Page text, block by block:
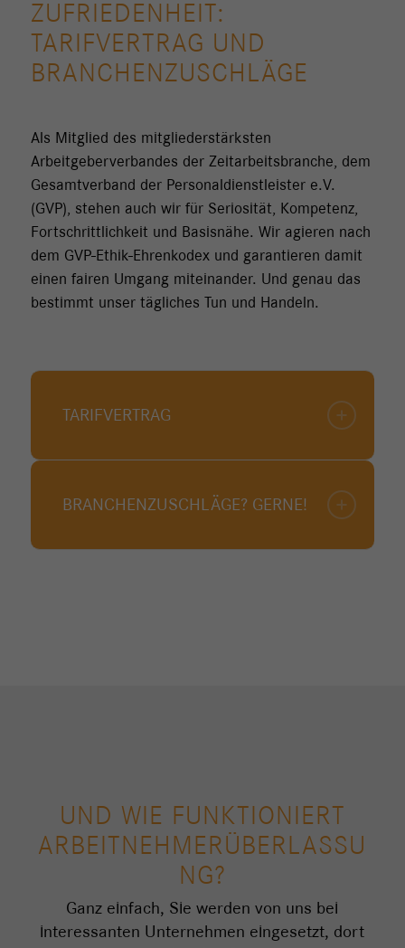
ZUFRIEDENHEIT:
TARIFVERTRAG UND
BRANCHENZUSCHLÄGE
Als Mitglied des mitgliederstärksten
Arbeitgeberverbandes der Zeitarbeitsbranche, dem
Gesamtverband der Personaldienstleister e.V.
(GVP), stehen auch wir für Seriosität, Kompetenz,
Fortschrittlichkeit und Basisnähe. Wir agieren nach
dem GVP-Ethik-Ehrenkodex und garantieren damit
einen fairen Umgang miteinander. Und genau das
bestimmt unser tägliches Tun und Handeln.
TARIFVERTRAG
BRANCHENZUSCHLÄGE? GERNE!
UND WIE FUNKTIONIERT
ARBEITNEHMERÜBERLASSU
NG?
Ganz einfach, Sie werden von uns bei
interessanten Unternehmen eingesetzt, dort